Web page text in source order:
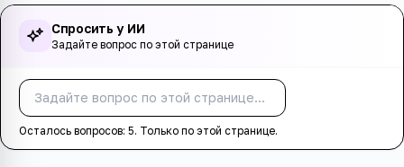
Спросить у ИИ
Задайте вопрос по этой странице
Осталось вопросов: 5. Только по этой странице.